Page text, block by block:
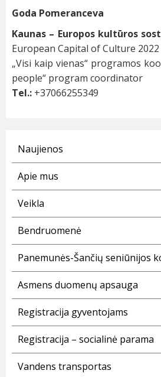
Goda Pomeranceva
Kaunas – Europos kultūros
European Capital of Culture 2022
„Visi kaip vienas“ programos
people“ program coordinator
Tel.: +37066255349
Naujienos
Apie mus
Veikla
Bendruomenė
Panemunės-Šančių seniūnijos
Asmens duomenų apsauga
Registracija gyventojams
Registracija – socialinė parama
Vandens transportas